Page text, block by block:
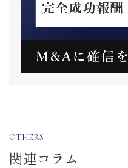
OTHERS
関連コラム